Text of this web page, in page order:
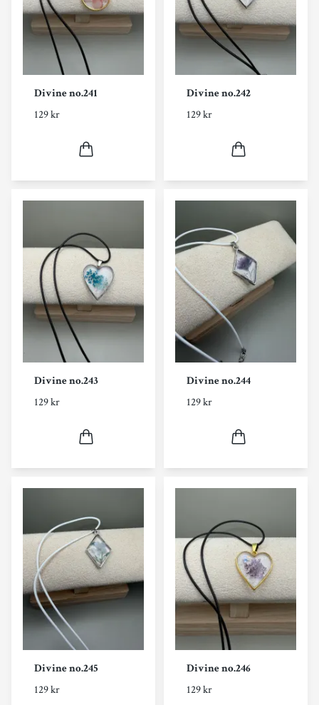
Divine no.241
129 kr
Divine no.242
129 kr
Divine no.243
129 kr
Divine no.244
129 kr
Divine no.245
129 kr
Divine no.246
129 kr